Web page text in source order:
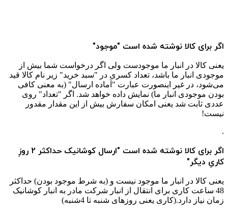
اگر برای کالا نوشته شده است "موجود"
یعنی کالا در انبار ما موجودست ولی اگر درخواست شما بیش از
موجودی انبار ما باشد، تعداد کسری در "سبد خرید" زیر نام کالا قید
می‌شود، در غیر اینصورت عبارت "آماده ارسال" (به معنی کافی
بودن موجودی انبار ما) نمایش داده خواهد شد. اگر "تعداد" روی
عددی ثابت شد یعنی امکان سفارش بیش از این مقدار مقدور
نیست!
.
اگر برای کالا نوشته شده است "ارسال کوشانیک حداکثر 2 روزِ
کاریِ دیگر"
یعنی کالا در انبار ما موجود نیست و (به شرط موجود بودن) حداکثر
48 ساعت کاری برای انتقال از انبار شرکت مادر به انبار کوشانیک
زمان نیاز دارد.(کاری یعنی روزهای شنبه تا 4شنبه)